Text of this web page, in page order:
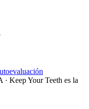
· Keep Your Teeth es la